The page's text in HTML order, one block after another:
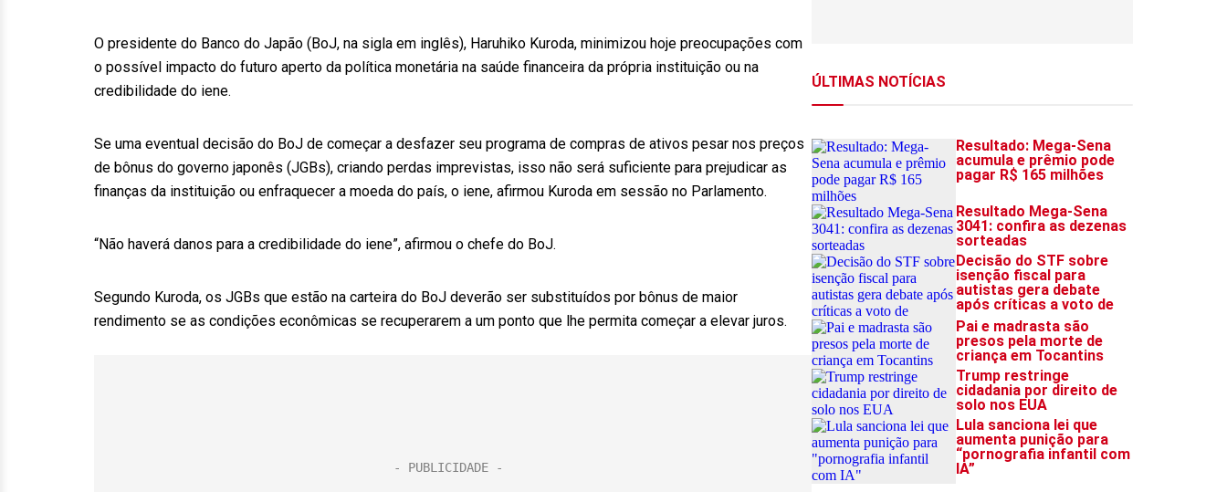
O presidente do Banco do Japão (BoJ, na sigla em inglês), Haruhiko Kuroda, minimizou hoje preocupações com
o possível impacto do futuro aperto da política monetária na saúde financeira da própria instituição ou na
credibilidade do iene.
Se uma eventual decisão do BoJ de começar a desfazer seu programa de compras de ativos pesar nos preços
de bônus do governo japonês (JGBs), criando perdas imprevistas, isso não será suficiente para prejudicar as
finanças da instituição ou enfraquecer a moeda do país, o iene, afirmou Kuroda em sessão no Parlamento.
“Não haverá danos para a credibilidade do iene”, afirmou o chefe do BoJ.
Segundo Kuroda, os JGBs que estão na carteira do BoJ deverão ser substituídos por bônus de maior
rendimento se as condições econômicas se recuperarem a um ponto que lhe permita começar a elevar juros.